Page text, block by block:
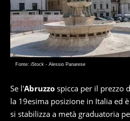
Fonte: iStock - Alessio Panarese
Se l'Abruzzo spicca per il prezzo
la 19esima posizione in Italia ed
si stabilizza a metà graduatoria